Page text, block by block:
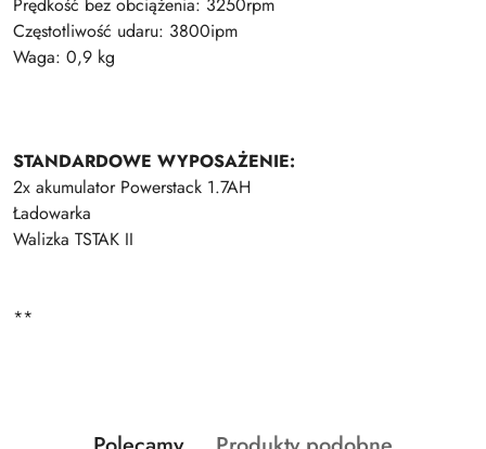
Częstotliwość udaru: 3800ipm
Waga: 0,9 kg
STANDARDOWE WYPOSAŻENIE:
2x akumulator Powerstack 1.7AH
Ładowarka
Walizka TSTAK II
**